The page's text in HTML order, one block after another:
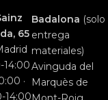
65
14:00
·
14:00
Badalona (solo
entrega
materiales)
Avinguda del
Marquès de